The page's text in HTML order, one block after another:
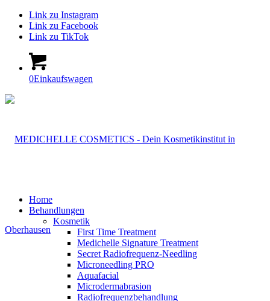
Link zu Instagram
Link zu Facebook
Link zu TikTok
0Einkaufswagen
Home
Behandlungen
Kosmetik
First Time Treatment
Medichelle Signature Treatment
Secret Radiofrequenz-Needling
Microneedling PRO
Aquafacial
Microdermabrasion
Radiofrequenzbehandlung